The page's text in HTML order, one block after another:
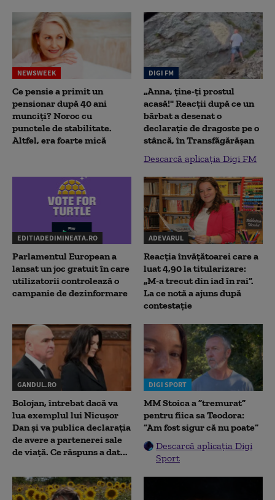
NEWSWEEK
Ce pensie a primit un
pensionar după 40 ani
munciți? Noroc cu
punctele de stabilitate.
Altfel, era foarte mică
DIGI FM
„Anna, ţine-ţi prostul
acasă!" Reacţii după ce un
bărbat a desenat o
declaraţie de dragoste pe o
stâncă, în Transfăgărăşan
Descarcă aplicația Digi FM
EDITIADEDIMINEATA.RO
Parlamentul European a
lansat un joc gratuit în care
utilizatorii controlează o
campanie de dezinformare
ADEVARUL
Reacția învățătoarei care a
luat 4,90 la titularizare:
„M-a trecut din iad în rai”.
La ce notă a ajuns după
contestație
GANDUL.RO
Bolojan, întrebat dacă va
lua exemplul lui Nicușor
Dan și va publica declarația
de avere a partenerei sale
de viață. Ce răspuns a dat...
DIGI SPORT
MM Stoica a ”tremurat”
pentru fiica sa Teodora:
”Am fost sigur că nu poate”
Descarcă aplicația Digi
Sport